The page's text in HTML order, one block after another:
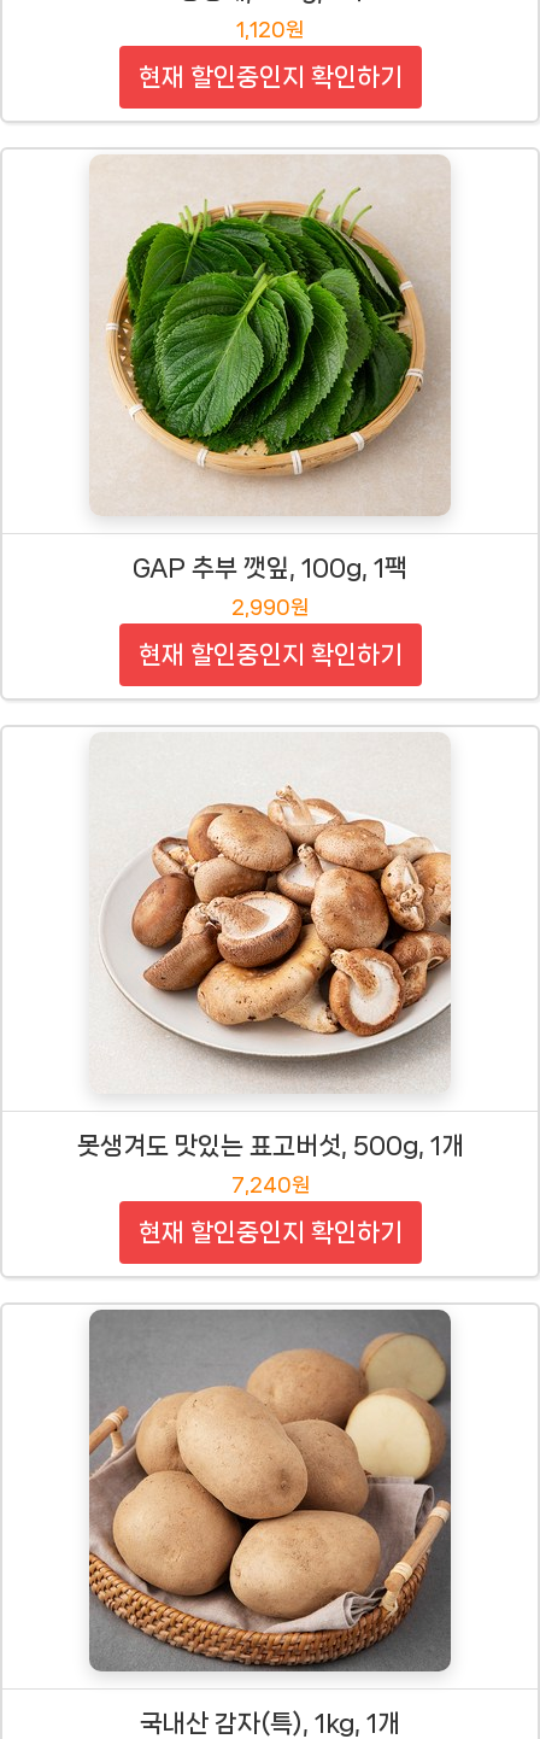
1,120원
현재 할인중인지 확인하기
GAP 추부 깻잎, 100g, 1팩
2,990원
현재 할인중인지 확인하기
못생겨도 맛있는 표고버섯, 500g, 1개
7,240원
현재 할인중인지 확인하기
국내산 감자(특), 1kg, 1개